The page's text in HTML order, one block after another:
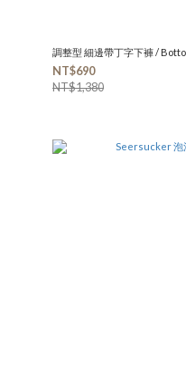
調整型 細邊帶丁字下褲 /
NT$690
NT$1,380